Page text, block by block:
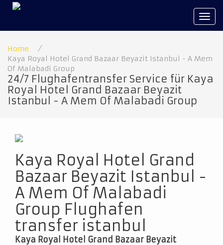
Home
/
Kaya Royal Hotel Grand Bazaar Beyazit Istanbul - A Mem
Of Malabadi Group
24/7 Flughafentransfer Service für Kaya
Royal Hotel Grand Bazaar Beyazit
Istanbul - A Mem Of Malabadi Group
Kaya Royal Hotel Grand
Bazaar Beyazit Istanbul -
A Mem Of Malabadi
Group Flughafen
transfer istanbul
Kaya Royal Hotel Grand Bazaar Beyazit